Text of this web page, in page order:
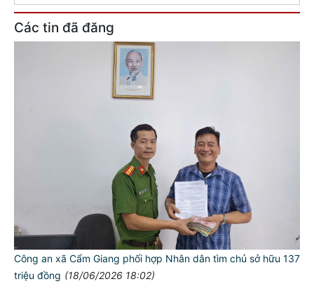
Các tin đã đăng
Công an xã Cẩm Giang phối hợp Nhân dân tìm chủ sở hữu 137
triệu đồng (18/06/2026 18:02)